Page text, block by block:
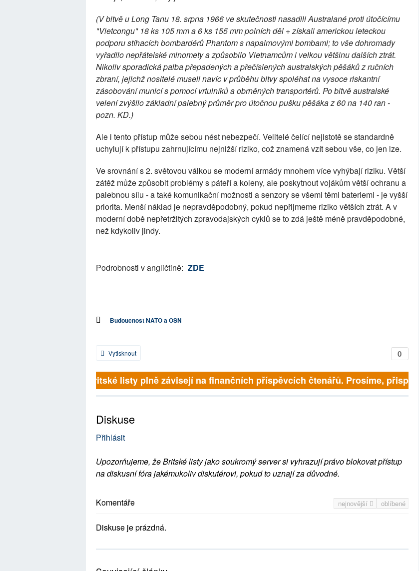
(V bitvě u Long Tanu 18. srpna 1966 ve skutečnosti nasadili Australané proti útočícímu
"Vietcongu" 18 ks 105 mm a 6 ks 155 mm polních děl + získali americkou leteckou
podporu stíhacích bombardérů Phantom s napalmovými bombami; to vše dohromady
vyřadilo nepřátelské minomety a způsobilo Vietnamcům i velkou většinu dalších ztrát.
Nikoliv sporadická palba přepadených a přečíslených australských pěšáků z ručních
zbraní, jejichž nositelé museli navíc v průběhu bitvy spoléhat na vysoce riskantní
zásobování municí s pomocí vrtulníků a obrněných transportérů. Po bitvě australské
velení zvýšilo základní palebný průměr pro útočnou pušku pěšáka z 60 na 140 ran -
pozn. KD.)
Ale i tento přístup může sebou nést nebezpečí. Velitelé čelící nejistotě se standardně
uchylují k přístupu zahrnujícímu nejnižší riziko, což znamená vzít sebou vše, co jen lze.
Ve srovnání s 2. světovou válkou se moderní armády mnohem více vyhýbají riziku. Větší
zátěž může způsobit problémy s páteří a koleny, ale poskytnout vojákům větší ochranu a
palebnou sílu - a také komunikační možnosti a senzory se všemi těmi bateriemi - je vyšší
priorita. Menší náklad je nepravděpodobný, pokud nepřijmeme riziko větších ztrát. A v
moderní době nepřetržitých zpravodajských cyklů se to zdá ještě méně pravděpodobné,
než kdykoliv jindy.
Podrobnosti v angličtině: ZDE
Budoucnost NATO a OSN
0
Vytisknout
Britské listy plně závisejí na finančních příspěvcích čtenářů. Prosíme, přispějte. ➥
Diskuse
Přihlásit
Upozorňujeme, že Britské listy jako soukromý server si vyhrazují právo blokovat přístup
na diskusní fóra jakémukoliv diskutérovi, pokud to uznají za důvodné.
nejnovější oblíbené
Komentáře
Diskuse je prázdná.